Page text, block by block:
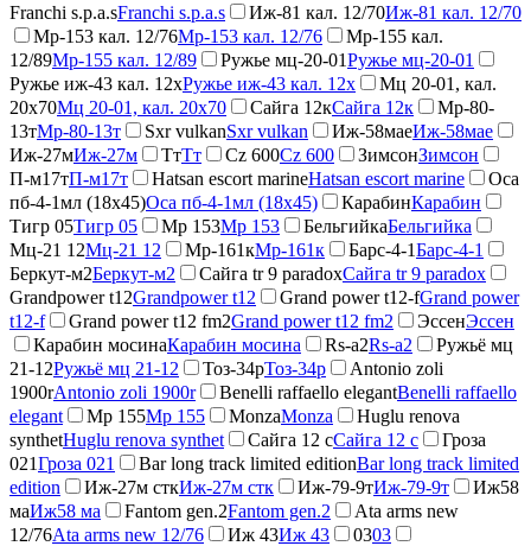
Franchi s.p.a.sFranchi s.p.a.s Иж-81 кал. 12/70Иж-81 кал. 12/70
Мр-153 кал. 12/76Мр-153 кал. 12/76
Мр-155 кал.
12/89Мр-155 кал. 12/89 Ружье мц-20-01Ружье мц-20-01
Ружье иж-43 кал. 12хРужье иж-43 кал. 12х
Мц 20-01, кал.
20х70Мц 20-01, кал. 20х70 Сайга 12кСайга 12к
Мр-80-
13тМр-80-13т Sxr vulkanSxr vulkan Иж-58маеИж-58мае
Иж-27мИж-27м ТтТт Cz 600Cz 600 ЗимсонЗимсон
П-м17тП-м17т Hatsan escort marineHatsan escort marine
Оса
пб-4-1мл (18х45)Оса пб-4-1мл (18х45) КарабинКарабин
Тигр 05Тигр 05 Мр 153Мр 153 БельгийкаБельгийка
Мц-21 12Мц-21 12 Mp-161кMp-161к Барс-4-1Барс-4-1
Беркут-м2Беркут-м2 Сайга tr 9 paradoxСайга tr 9 paradox
Grandpower t12Grandpower t12 Grand power t12-fGrand power
t12-f
Grand power t12 fm2Grand power t12 fm2 ЭссенЭссен
Карабин мосинаКарабин мосина Rs-a2Rs-a2
Ружьё мц
21-12Ружьё мц 21-12 Тоз-34рТоз-34р
Antonio zoli
1900rAntonio zoli 1900r Benelli raffaello elegantBenelli raffaello
elegant
Мр 155Мр 155 MonzaMonza
Huglu renova
synthetHuglu renova synthet Сайга 12 сСайга 12 с
Гроза
021Гроза 021 Bar long track limited editionBar long track limited
edition
Иж-27м сткИж-27м стк Иж-79-9тИж-79-9т
Иж58
маИж58 ма Fantom gen.2Fantom gen.2
Ata arms new
12/76Ata arms new 12/76 Иж 43Иж 43 0303